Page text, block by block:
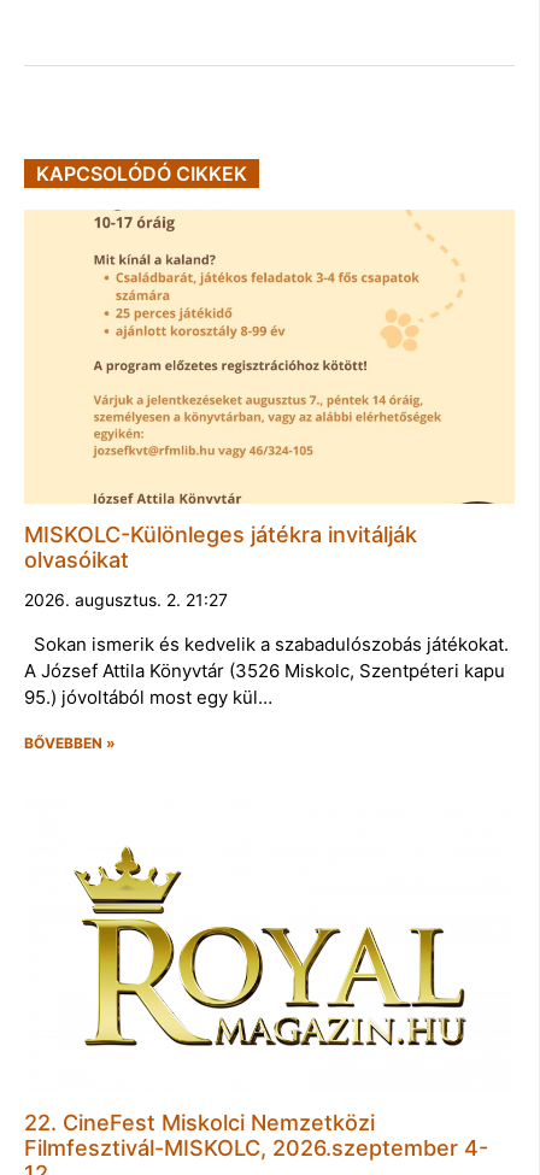
KAPCSOLÓDÓ CIKKEK
MISKOLC-Különleges játékra invitálják
olvasóikat
2026. augusztus. 2. 21:27
Sokan ismerik és kedvelik a szabadulószobás játékokat.
A József Attila Könyvtár (3526 Miskolc, Szentpéteri kapu
95.) jóvoltából most egy kül…
BŐVEBBEN »
22. CineFest Miskolci Nemzetközi
Filmfesztivál-MISKOLC, 2026.szeptember 4-